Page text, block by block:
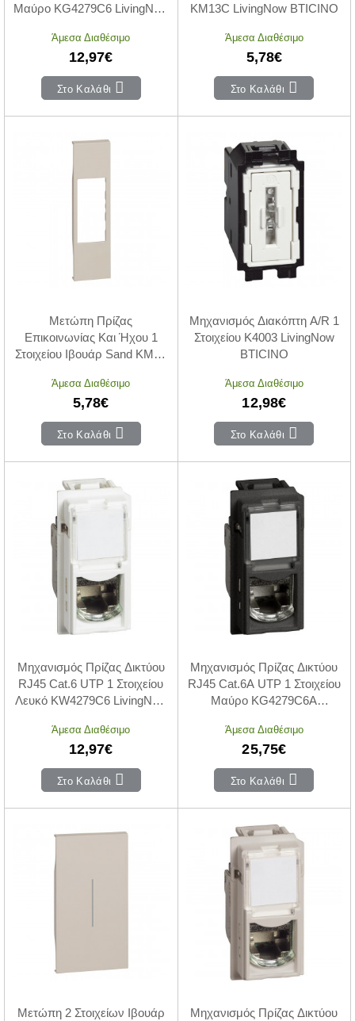
Μαύρο KG4279C6 LivingNow
Άμεσα Διαθέσιμο
12,97€
Στο Καλάθι
KM13C LivingNow BTICINO
Άμεσα Διαθέσιμο
5,78€
Στο Καλάθι
Μετώπη Πρίζας
Επικοινωνίας Και Ήχου 1
Στοιχείου Ιβουάρ Sand KM07
Άμεσα Διαθέσιμο
5,78€
Στο Καλάθι
Μηχανισμός Διακόπτη A/R 1
Στοιχείου K4003 LivingNow
BTICINO
Άμεσα Διαθέσιμο
12,98€
Στο Καλάθι
Μηχανισμός Πρίζας Δικτύου
RJ45 Cat.6 UTP 1 Στοιχείου
Λευκό KW4279C6 LivingNow
Άμεσα Διαθέσιμο
12,97€
Στο Καλάθι
Μηχανισμός Πρίζας Δικτύου
RJ45 Cat.6A UTP 1 Στοιχείου
Μαύρο KG4279C6A
Άμεσα Διαθέσιμο
25,75€
Στο Καλάθι
Μετώπη 2 Στοιχείων Ιβουάρ Μηχανισμός Πρίζας Δικτύου